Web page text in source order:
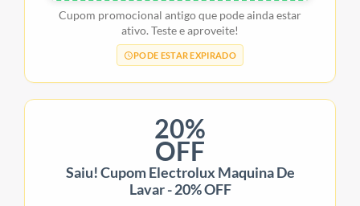
Cupom promocional antigo que pode ainda estar
ativo. Teste e aproveite!
PODE ESTAR EXPIRADO
20%
OFF
Saiu! Cupom Electrolux Maquina De
Lavar - 20% OFF